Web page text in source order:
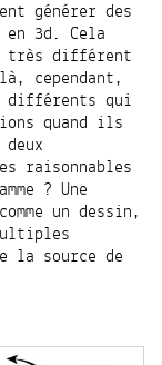
générer des
en 3d. Cela
très différent
cependant,
différents qui
quand ils
raisonnables
? Une
un dessin,
la source de